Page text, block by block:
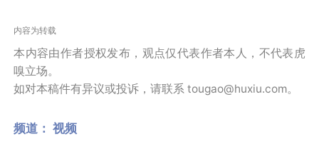
内容为转载
本内容由作者授权发布，观点仅代表作者本人，不代表虎
嗅立场。
如对本稿件有异议或投诉，请联系 tougao@huxiu.com。
频道： 视频